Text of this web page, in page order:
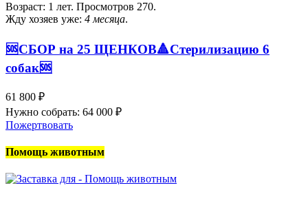
Возраст: 1 лет. Просмотров 270.
Жду хозяев уже: 4 месяца.
🆘️СБОР на 25 ЩЕНКОВ🔺️Стерилизацию 6
собак🆘️
61 800 ₽
Нужно собрать: 64 000 ₽
Пожертвовать
Помощь животным